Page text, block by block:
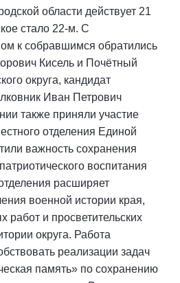
области действует 21
стало 22-м. С
к собравшимся обратились
Кисель и Почётный
округа, кандидат
Иван Петрович
также приняли участие
отделения Единой
важность сохранения
воспитания
расширяет
военной истории края,
работ и просветительских
округа. Работа
реализации задач
память» по сохранению